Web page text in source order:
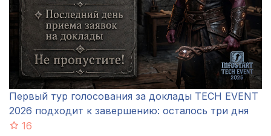
Первый тур голосования за доклады TECH EVENT
2026 подходит к завершению: осталось три дня
16